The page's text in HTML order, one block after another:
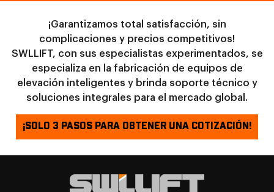
¡Garantizamos total satisfacción, sin
complicaciones y precios competitivos!
SWLLIFT, con sus especialistas experimentados, se
especializa en la fabricación de equipos de
elevación inteligentes y brinda soporte técnico y
soluciones integrales para el mercado global.
¡SOLO 3 PASOS PARA OBTENER UNA COTIZACIÓN!